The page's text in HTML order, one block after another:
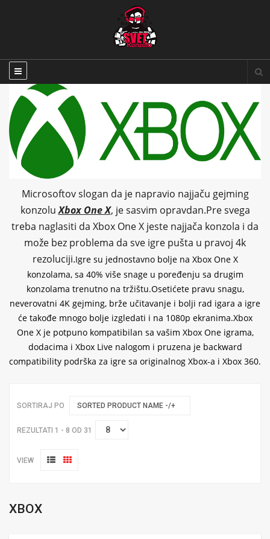
Microsoftov slogan da je napravio najjaču gejming
konzoluXbox One X, je sasvim opravdan.Pre svega
treba naglasiti da Xbox One X jeste najjača konzola i da
može bez problema da sve igre pušta u pravoj 4k
rezoluciji.Igre su jednostavno bolje na Xbox One X
konzolama, sa 40% više snage u poređenju sa drugim
konzolama trenutno na tržištu.Osetićete pravu snagu,
neverovatni 4K gejming, brže učitavanje i bolji rad igara a igre
će takođe mnogo bolje izgledati i na 1080p ekranima.Xbox
One X je potpuno kompatibilan sa vašim Xbox One igrama,
dodacima i Xbox Live nalogom i pruzena je backward
compatibility podrška za igre sa originalnog Xbox-a i Xbox 360.
SORTIRAJ PO SORTED PRODUCT NAME -/+
REZULTATI 1 - 8 OD 31
VIEW
XBOX